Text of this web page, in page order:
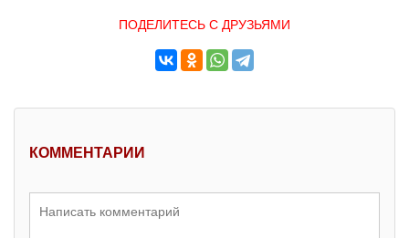
ПОДЕЛИТЕСЬ С ДРУЗЬЯМИ
КОММЕНТАРИИ